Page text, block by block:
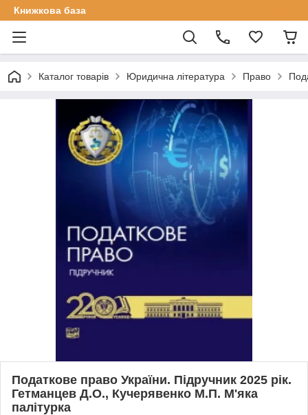
Книжкова база
Каталог товарів Юридична література Право
Податкове право України. Підручник 2025 рік.
Гетманцев Д.О., Кучерявенко М.П. М'яка
палітурка